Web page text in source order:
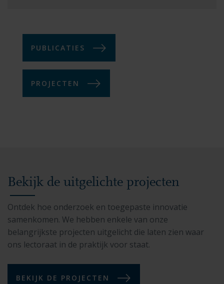
PUBLICATIES
PROJECTEN
Bekijk de uitgelichte projecten
Ontdek hoe onderzoek en toegepaste innovatie
samenkomen. We hebben enkele van onze
belangrijkste projecten uitgelicht die laten zien waar
ons lectoraat in de praktijk voor staat.
BEKIJK DE PROJECTEN